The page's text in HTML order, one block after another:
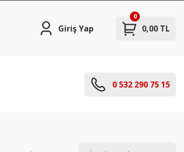
Giriş Yap 0,00 TL
0
0 532 290 75 15